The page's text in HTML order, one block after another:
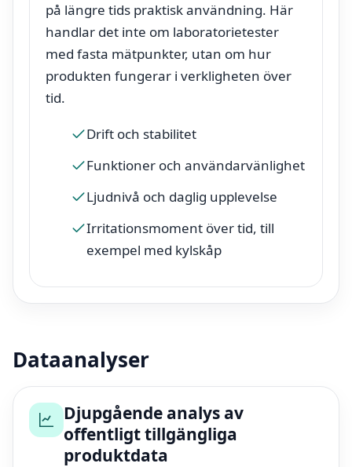
på längre tids praktisk användning. Här
handlar det inte om laboratorietester
med fasta mätpunkter, utan om hur
produkten fungerar i verkligheten över
tid.
Drift och stabilitet
Funktioner och användarvänlighet
Ljudnivå och daglig upplevelse
Irritationsmoment över tid, till
exempel med kylskåp
Dataanalyser
Djupgående analys av
offentligt tillgängliga
produktdata